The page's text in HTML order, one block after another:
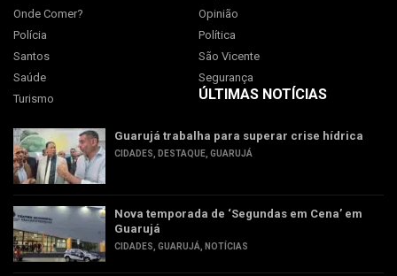
Onde Comer?
Opinião
Polícia
Política
Santos
São Vicente
Saúde
Segurança
Turismo
ÚLTIMAS NOTÍCIAS
Guarujá trabalha para superar crise hídrica
CIDADES DESTAQUE GUARUJÁ
Nova temporada de ‘Segundas em Cena’ em
Guarujá
CIDADES GUARUJÁ NOTÍCIAS